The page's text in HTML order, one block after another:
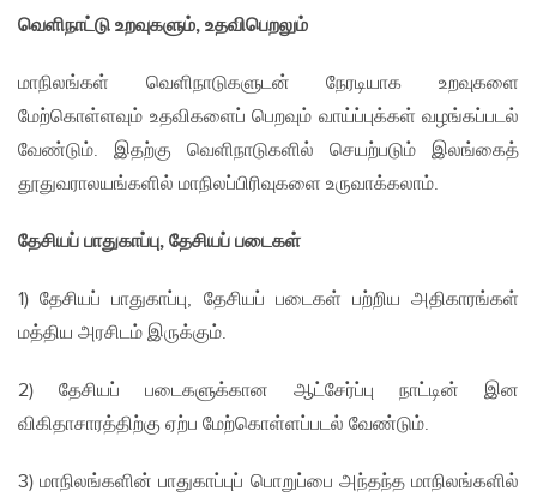
வெளிநாட்டு உறவுகளும், உதவிபெறலும்
மாநிலங்கள் வெளிநாடுகளுடன் நேரடியாக உறவுகளை
மேற்கொள்ளவும் உதவிகளைப் பெறவும் வாய்ப்புக்கள் வழங்கப்படல்
வேண்டும். இதற்கு வெளிநாடுகளில் செயற்படும் இலங்கைத்
தூதுவராலயங்களில் மாநிலப்பிரிவுகளை உருவாக்கலாம்.
தேசியப் பாதுகாப்பு, தேசியப் படைகள்
1) தேசியப் பாதுகாப்பு, தேசியப் படைகள் பற்றிய அதிகாரங்கள்
மத்திய அரசிடம் இருக்கும்.
2) தேசியப் படைகளுக்கான ஆட்சேர்ப்பு நாட்டின் இன
விகிதாசாரத்திற்கு ஏற்ப மேற்கொள்ளப்படல் வேண்டும்.
3) மாநிலங்களின் பாதுகாப்புப் பொறுப்பை அந்தந்த மாநிலங்களில்